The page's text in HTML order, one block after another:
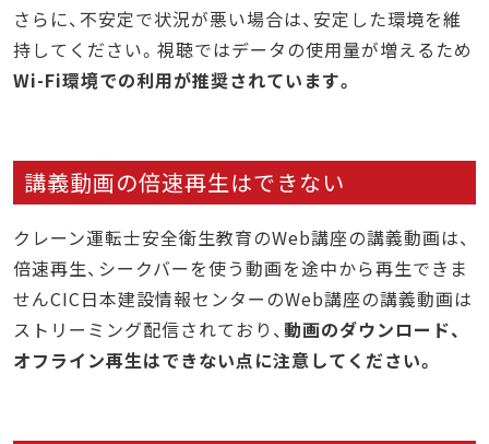
さらに、不安定で状況が悪い場合は、安定した環境を維
持してください。視聴ではデータの使用量が増えるため
Wi-Fi環境での利用が推奨されています。
講義動画の倍速再生はできない
クレーン運転士安全衛生教育のWeb講座の講義動画は、
倍速再生、シークバーを使う動画を途中から再生できま
せんCIC日本建設情報センターのWeb講座の講義動画は
ストリーミング配信されており、動画のダウンロード、
オフライン再生はできない点に注意してください。